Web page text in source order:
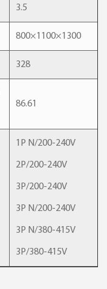
3.5
800×1100×1300
328
86.61
1P N/200-240V
2P/200-240V
3P/200-240V
3P N/200-240V
3P N/380-415V
3P/380-415V